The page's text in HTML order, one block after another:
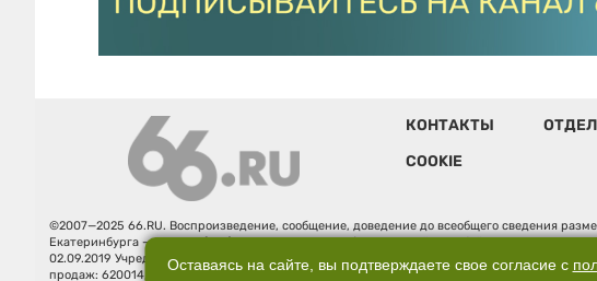
КОНТАКТЫ
COOKIE
©2007—2025 66.RU. Воспроизведение, сообщение, доведение до всеобщего сведения
Екатеринбурга — «66.ru» (18+) зарегистрировано Федеральной службой по надзору в
02.09.2019 Учредитель: Общество с ограниченной ответственностью "66.ру".
продаж: 620014, Свердловская обл., г. Екатеринбург, ул. Бориса Ельцина, д. 3, оф. 7015,
Оставаясь на сайте, вы подтверждаете свое согласие с